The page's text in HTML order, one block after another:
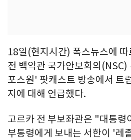
18일(현지시간) 폭스뉴스에
전 백악관 국가안보회의
포스원' 팟캐스트 방송에서 트
지에 대해 언급했다.
고르카 전 부보좌관은 "대통령
부통령에게 보내는 서한이 '레